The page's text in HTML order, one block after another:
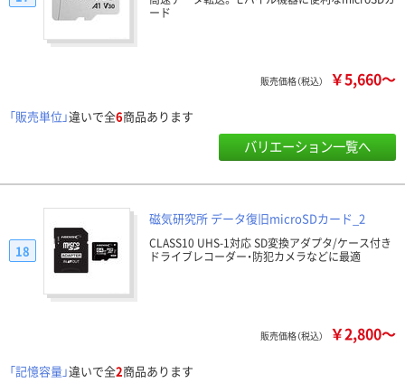
ード
販売価格（税込） ￥5,660～
「販売単位」違いで全6商品あります
バリエーション一覧へ
磁気研究所 データ復旧microSDカード_2
CLASS10 UHS-1対応 SD変換アダプタ/ケース付き
ドライブレコーダー・防犯カメラなどに最適
18
販売価格（税込） ￥2,800～
「記憶容量」違いで全2商品あります